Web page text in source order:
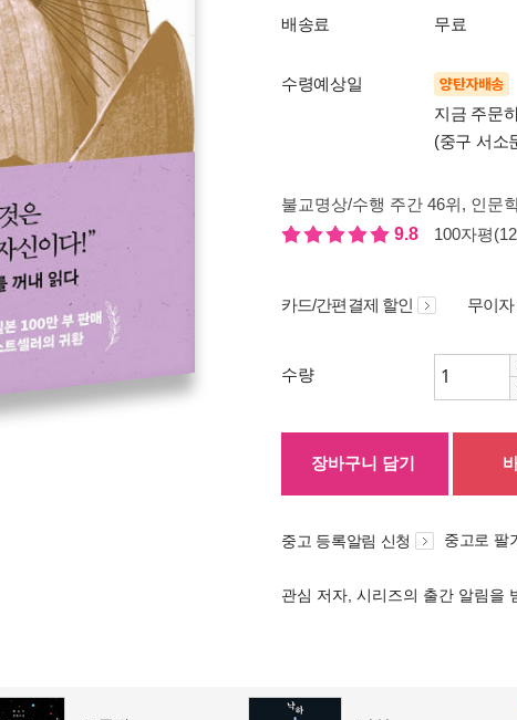
배송료 무료
수령예상일 양탄자배송
지금 주문
(중구 서소
불교명상/수행 주간 46위, 인문
9.8
100자평
카드/간편결제 할인 무이
수량
장바구니 담기
중고 등록알림 신청 중고로 팔
관심 저자, 시리즈의 출간 알림을